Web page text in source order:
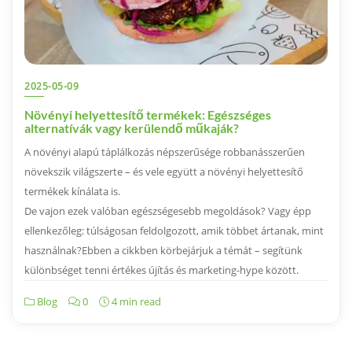
2025-05-09
Növényi helyettesítő termékek: Egészséges
alternatívák vagy kerülendő műkaják?
A növényi alapú táplálkozás népszerűsége robbanásszerűen
növekszik világszerte – és vele együtt a növényi helyettesítő
termékek kínálata is.
De vajon ezek valóban egészségesebb megoldások? Vagy épp
ellenkezőleg: túlságosan feldolgozott, amik többet ártanak, mint
használnak?Ebben a cikkben körbejárjuk a témát – segítünk
különbséget tenni értékes újítás és marketing-hype között.
Blog 0 4 min read